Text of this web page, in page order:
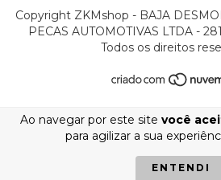
Ao navegar por este site você
para agilizar a sua
ENTENDI
Copyright ZKMshop - BAJA
PECAS AUTOMOTIVAS LTDA -
Todos os direitos